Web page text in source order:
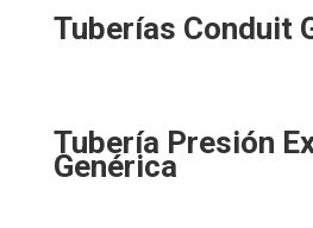
Tuberías Conduit
Tubería Presión
Genérica